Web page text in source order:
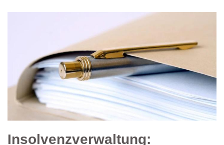
Insolvenzverwaltung: